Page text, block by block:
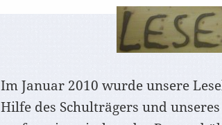
Im Januar 2010 wurde unsere
Hilfe des Schulträgers und